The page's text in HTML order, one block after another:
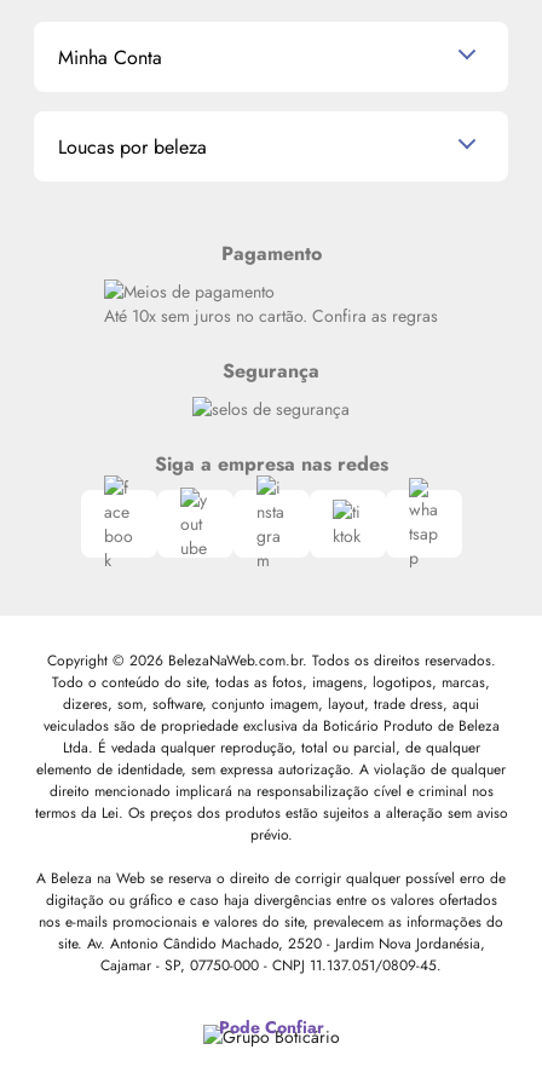
Nossas lojas
Cupom de Desconto
La Vie Est Belle Lancôme
Miniaturas de Produtos de Cabelo
Minha Conta
Meus endereços
Loucas por beleza
Siga nosso canal no Whatsapp
Pagamento
Até 10x sem juros no cartão. Confira as regras
Segurança
Siga a empresa nas redes
Copyright © 2026 BelezaNaWeb.com.br. Todos os direitos reservados.
Todo o conteúdo do site, todas as fotos, imagens, logotipos, marcas,
dizeres, som, software, conjunto imagem, layout, trade dress, aqui
veiculados são de propriedade exclusiva da Boticário Produto de Beleza
Ltda. É vedada qualquer reprodução, total ou parcial, de qualquer
elemento de identidade, sem expressa autorização. A violação de qualquer
direito mencionado implicará na responsabilização cível e criminal nos
termos da Lei. Os preços dos produtos estão sujeitos a alteração sem aviso
prévio.
A Beleza na Web se reserva o direito de corrigir qualquer possível erro de
digitação ou gráfico e caso haja divergências entre os valores ofertados
nos e-mails promocionais e valores do site, prevalecem as informações do
site. Av. Antonio Cândido Machado, 2520 - Jardim Nova Jordanésia,
Cajamar - SP, 07750-000 - CNPJ 11.137.051/0809-45.
Pode Confiar